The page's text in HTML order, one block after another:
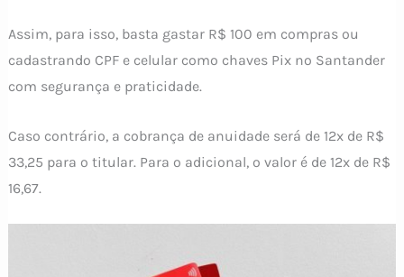
Assim, para isso, basta gastar R$ 100 em compras ou
cadastrando CPF e celular como chaves Pix no Santander
com segurança e praticidade.
Caso contrário, a cobrança de anuidade será de 12x de R$
33,25 para o titular. Para o adicional, o valor é de 12x de R$
16,67.